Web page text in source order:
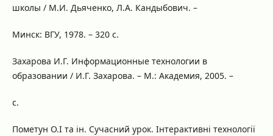
школы / М.И. Дьяченко, Л.А. Кандыбович. –
Минск: ВГУ, 1978. – 320 с.
Захарова И.Г. Информационные технологии в
образовании / И.Г. Захарова. – М.: Академия, 2005. –
с.
Пометун О.І та ін. Сучасний урок. Інтерактивні технології